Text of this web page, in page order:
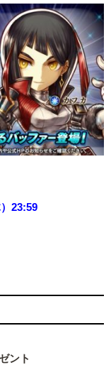
23:59
ント